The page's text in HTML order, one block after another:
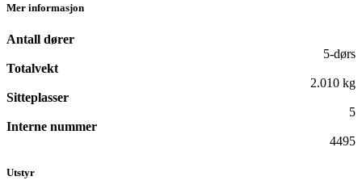
Mer informasjon
Antall dører
5-dørs
Totalvekt
2.010 kg
Sitteplasser
5
Interne nummer
4495
Utstyr